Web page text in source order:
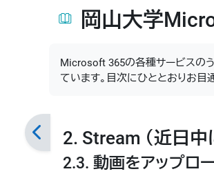
岡山大学
Microsoft 365の各種サービスの
ています。目次にひととおりお目
2. Stream （近日
2.3. 動画をアップロ